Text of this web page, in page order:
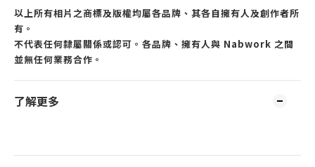
以上所有相片之商標及版權均屬各品牌、其各自擁有人及創作者所
有。
不代表任何隸屬關係或認可。各品牌、擁有人與 Nabwork 之間
並無任何業務合作。
了解更多